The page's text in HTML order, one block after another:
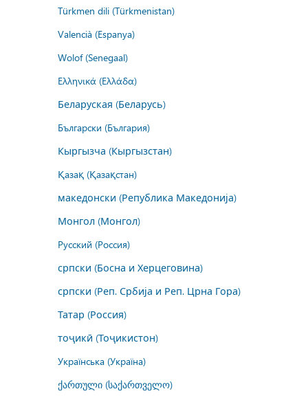
Türkmen dili (Türkmenistan)
Valencià (Espanya)
Wolof (Senegaal)
Ελληνικά (Ελλάδα)
Беларуская (Беларусь)
Български (България)
Кыргызча (Кыргызстан)
Қазақ (Қазақстан)
македонски (Република Македонија)
Монгол (Монгол)
Русский (Россия)
српски (Босна и Херцеговина)
српски (Реп. Србија и Реп. Црна Гора)
Татар (Россия)
тоҷикӣ (Тоҷикистон)
Українська (Україна)
ქართული (საქართველო)